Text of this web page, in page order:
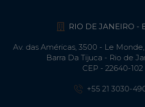
RIO DE JANEIRO -
Av. das Américas, 3500 - Le Monde,
Barra Da Tijuca - Rio de
CEP - 22640-102​
+55 21 3030-